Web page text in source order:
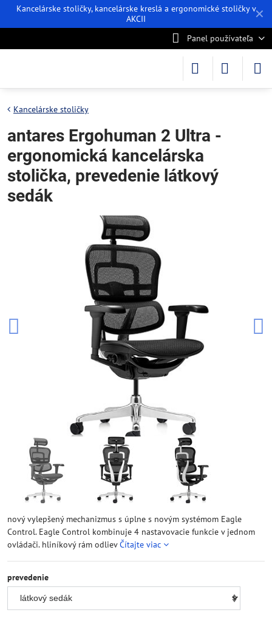
✕
Kancelárske stoličky, kancelárske kreslá a ergonomické stoličky v
AKCII
Panel používateľa
Kancelárske stoličky
antares Ergohuman 2 Ultra -
ergonomická kancelárska
stolička, prevedenie látkový
sedák
nový vylepšený mechanizmus s úplne s novým systémom Eagle
Control. Eagle Control kombinuje 4 nastavovacie funkcie v jednom
ovládači. hliníkový rám odlievČítajte viac
prevedenie